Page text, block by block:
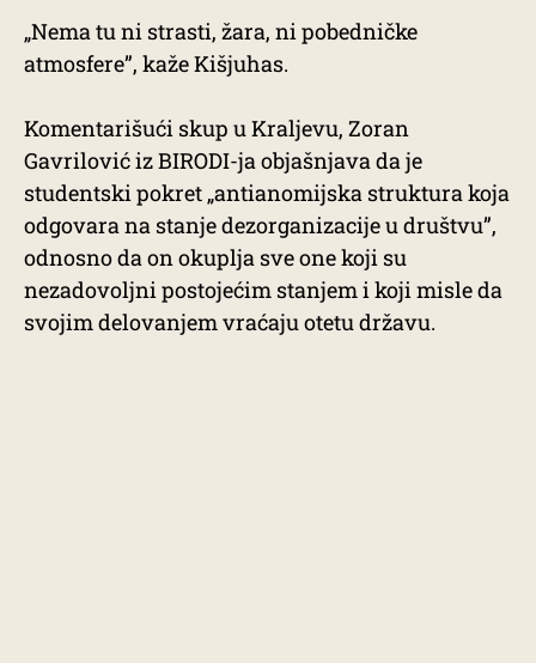
„Nema tu ni strasti, žara, ni pobedničke
atmosfere”, kaže Kišjuhas.
Komentarišući skup u Kraljevu, Zoran
Gavrilović iz BIRODI-ja objašnjava da je
studentski pokret „antianomijska struktura koja
odgovara na stanje dezorganizacije u društvu”,
odnosno da on okuplja sve one koji su
nezadovoljni postojećim stanjem i koji misle da
svojim delovanjem vraćaju otetu državu.